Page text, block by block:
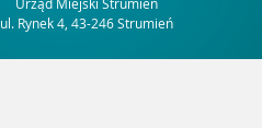
Urząd Miejski Strumień
ul. Rynek 4, 43-246 Strumień